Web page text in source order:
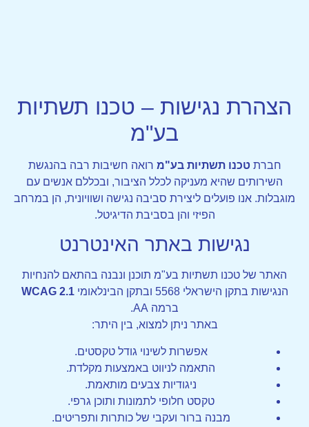
הצהרת נגישות – טכנו תשתיות
בע"מ
חברתטכנו תשתיות בע"מ רואה חשיבות רבה בהנגשת
השירותים שהיא מעניקה לכלל הציבור, ובכללם אנשים עם
מוגבלות. אנו פועלים ליצירת סביבה נגישה ושוויונית, הן במרחב
הפיזי והן בסביבת הדיגיטל.
נגישות באתר האינטרנט
האתר של טכנו תשתיות בע"מ תוכנן ונבנה בהתאם להנחיות
הנגישות בתקן הישראלי 5568 ובתקן הבינלאומי
WCAG 2.1
ברמה AA.
באתר ניתן למצוא, בין היתר:
אפשרות לשינוי גודל טקסטים.
התאמה לניווט באמצעות מקלדת.
ניגודיות צבעים מותאמת.
טקסט חלופי לתמונות ותוכן גרפי.
מבנה ברור ועקבי של כותרות ותפריטים.